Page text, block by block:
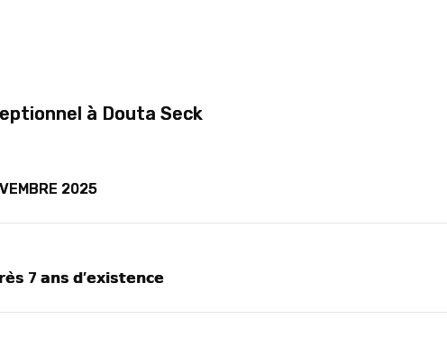
à Douta Seck
2025
7 𝗮𝗻𝘀 𝗱’𝗲𝘅𝗶𝘀𝘁𝗲𝗻𝗰𝗲